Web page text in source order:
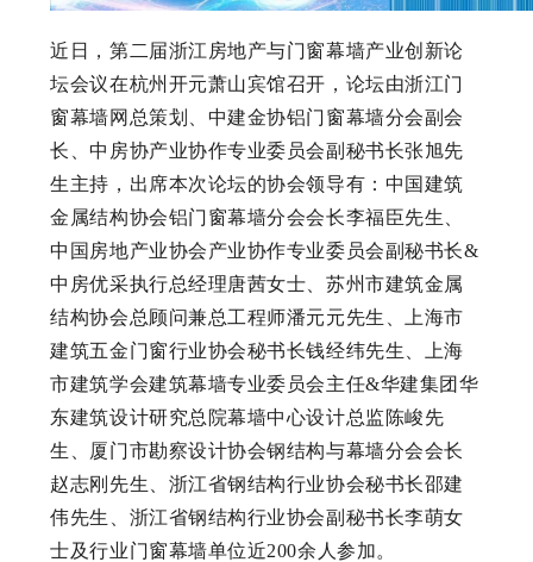
近日，第二届浙江房地产与门窗幕墙产业创新论
坛会议在杭州开元萧山宾馆召开，论坛由浙江门
窗幕墙网总策划、中建金协铝门窗幕墙分会副会
长、中房协产业协作专业委员会副秘书长张旭先
生主持，出席本次论坛的协会领导有：中国建筑
金属结构协会铝门窗幕墙分会会长李福臣先生、
中国房地产业协会产业协作专业委员会副秘书长&
中房优采执行总经理唐茜女士、苏州市建筑金属
结构协会总顾问兼总工程师潘元元先生、上海市
建筑五金门窗行业协会秘书长钱经纬先生、上海
市建筑学会建筑幕墙专业委员会主任&华建集团华
东建筑设计研究总院幕墙中心设计总监陈峻先
生、厦门市勘察设计协会钢结构与幕墙分会会长
赵志刚先生、浙江省钢结构行业协会秘书长邵建
伟先生、浙江省钢结构行业协会副秘书长李萌女
士及行业门窗幕墙单位近200余人参加。